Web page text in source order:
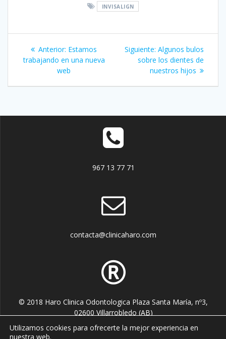
INVISALIGN
Navegación
de
entradas
Anterior: Entrada
anterior:
Estamos
trabajando en una nueva
web
Siguiente: Siguiente
entrada:
Algunos bulos
sobre los dientes de
nuestros hijos
967 13 77 71
contacta@clinicaharo.com
© 2018 Haro Clinica Odontologica Plaza Santa María, nº3,
02600 Villarrobledo (AB)
Utilizamos cookies para ofrecerte la mejor experiencia en
nuestra web.